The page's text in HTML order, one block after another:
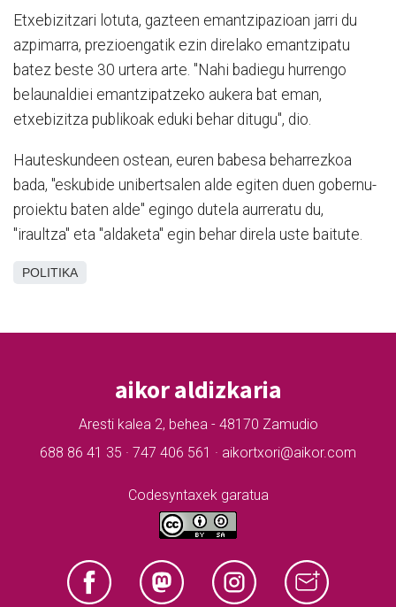
Etxebizitzari lotuta, gazteen emantzipazioan jarri du
azpimarra, prezioengatik ezin direlako emantzipatu
batez beste 30 urtera arte. "Nahi badiegu hurrengo
belaunaldiei emantzipatzeko aukera bat eman,
etxebizitza publikoak eduki behar ditugu", dio.
Hauteskundeen ostean, euren babesa beharrezkoa
bada, "eskubide unibertsalen alde egiten duen gobernu-
proiektu baten alde" egingo dutela aurreratu du,
"iraultza" eta "aldaketa" egin behar direla uste baitute.
POLITIKA
aikor aldizkaria
Aresti kalea 2, behea - 48170 Zamudio
688 86 41 35 · 747 406 561 · aikortxori@aikor.com
Codesyntaxek garatua